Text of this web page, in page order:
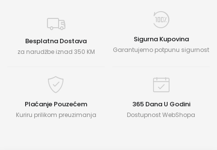
Besplatna Dostava
za narudžbe iznad 350 KM
Sigurna Kupovina
Garantujemo potpunu sigurnost
Plaćanje Pouzećem
Kuriru prilikom preuzimanja
365 Dana U Godini
Dostupnost WebShopa